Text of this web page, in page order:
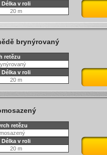
Délka v roli
20 m
brynýrovaný
retězu
Délka v roli
20 m
retězu
Délka v roli
20 m